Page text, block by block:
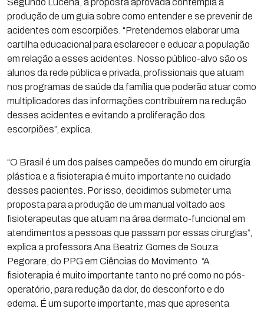
Segundo Lucena, a proposta aprovada contempla a
produção de um guia sobre como entender e se prevenir de
acidentes com escorpiões. “Pretendemos elaborar uma
cartilha educacional para esclarecer e educar a população
em relação a esses acidentes. Nosso público-alvo são os
alunos da rede pública e privada, profissionais que atuam
nos programas de saúde da família que poderão atuar como
multiplicadores das informações contribuírem na redução
desses acidentes e evitando a proliferação dos
escorpiões”, explica.
“O Brasil é um dos países campeões do mundo em cirurgia
plástica e a fisioterapia é muito importante no cuidado
desses pacientes. Por isso, decidimos submeter uma
proposta para a produção de um manual voltado aos
fisioterapeutas que atuam na área dermato-funcional em
atendimentos a pessoas que passam por essas cirurgias”,
explica a professora Ana Beatriz Gomes de Souza
Pegorare, do PPG em Ciências do Movimento. “A
fisioterapia é muito importante tanto no pré como no pós-
operatório, para redução da dor, do desconforto e do
edema. É um suporte importante, mas que apresenta